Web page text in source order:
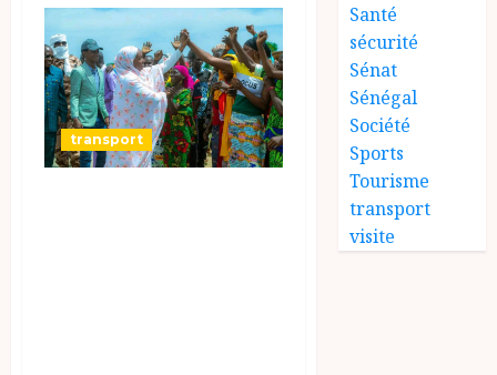
transport
Santé
sécurité
Sénat
Sénégal
Société
Sports
Tourisme
transport
visite